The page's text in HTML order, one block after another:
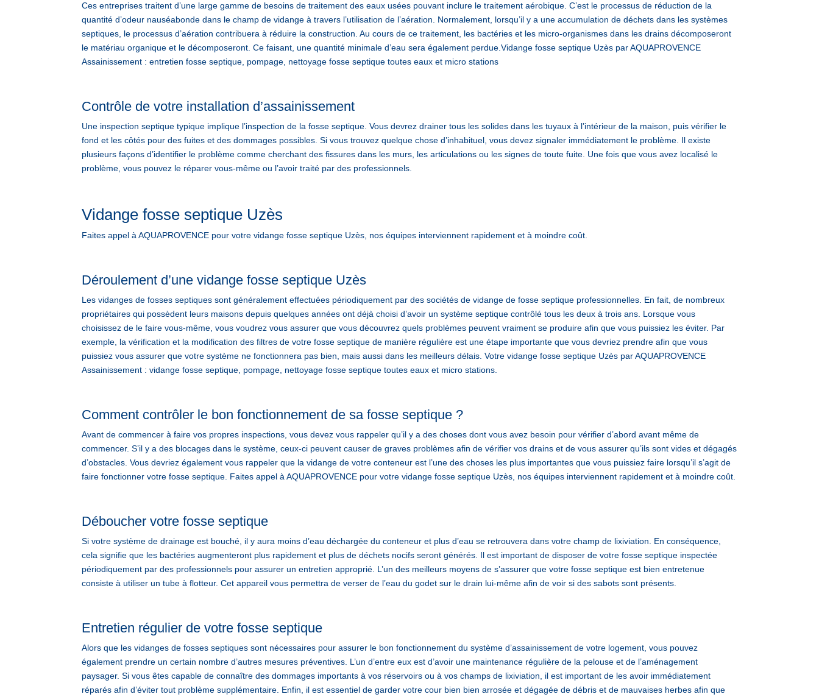
Ces entreprises traitent d’une large gamme de besoins de traitement des eaux usées pouvant inclure le traitement aérobique. C’est le processus de réduction de la
quantité d’odeur nauséabonde dans le champ de vidange à travers l’utilisation de l’aération. Normalement, lorsqu’il y a une accumulation de déchets dans les systèmes
septiques, le processus d’aération contribuera à réduire la construction. Au cours de ce traitement, les bactéries et les micro-organismes dans les drains décomposeront
le matériau organique et le décomposeront. Ce faisant, une quantité minimale d’eau sera également perdue.Vidange fosse septique Uzès par AQUAPROVENCE
Assainissement : entretien fosse septique, pompage, nettoyage fosse septique toutes eaux et micro stations
Contrôle de votre installation d’assainissement
Une inspection septique typique implique l’inspection de la fosse septique. Vous devrez drainer tous les solides dans les tuyaux à l’intérieur de la maison, puis vérifier le
fond et les côtés pour des fuites et des dommages possibles. Si vous trouvez quelque chose d’inhabituel, vous devez signaler immédiatement le problème. Il existe
plusieurs façons d’identifier le problème comme cherchant des fissures dans les murs, les articulations ou les signes de toute fuite. Une fois que vous avez localisé le
problème, vous pouvez le réparer vous-même ou l’avoir traité par des professionnels.
Vidange fosse septique Uzès
Faites appel à AQUAPROVENCE pour votre vidange fosse septique Uzès, nos équipes interviennent rapidement et à moindre coût.
Déroulement d’une vidange fosse septique Uzès
Les vidanges de fosses septiques sont généralement effectuées périodiquement par des sociétés de vidange de fosse septique professionnelles. En fait, de nombreux
propriétaires qui possèdent leurs maisons depuis quelques années ont déjà choisi d’avoir un système septique contrôlé tous les deux à trois ans. Lorsque vous
choisissez de le faire vous-même, vous voudrez vous assurer que vous découvrez quels problèmes peuvent vraiment se produire afin que vous puissiez les éviter. Par
exemple, la vérification et la modification des filtres de votre fosse septique de manière régulière est une étape importante que vous devriez prendre afin que vous
puissiez vous assurer que votre système ne fonctionnera pas bien, mais aussi dans les meilleurs délais. Votre vidange fosse septique Uzès par AQUAPROVENCE
Assainissement : vidange fosse septique, pompage, nettoyage fosse septique toutes eaux et micro stations.
Comment contrôler le bon fonctionnement de sa fosse septique ?
Avant de commencer à faire vos propres inspections, vous devez vous rappeler qu’il y a des choses dont vous avez besoin pour vérifier d’abord avant même de
commencer. S’il y a des blocages dans le système, ceux-ci peuvent causer de graves problèmes afin de vérifier vos drains et de vous assurer qu’ils sont vides et dégagés
d’obstacles. Vous devriez également vous rappeler que la vidange de votre conteneur est l’une des choses les plus importantes que vous puissiez faire lorsqu’il s’agit de
faire fonctionner votre fosse septique. Faites appel à AQUAPROVENCE pour votre vidange fosse septique Uzès, nos équipes interviennent rapidement et à moindre coût.
Déboucher votre fosse septique
Si votre système de drainage est bouché, il y aura moins d’eau déchargée du conteneur et plus d’eau se retrouvera dans votre champ de lixiviation. En conséquence,
cela signifie que les bactéries augmenteront plus rapidement et plus de déchets nocifs seront générés. Il est important de disposer de votre fosse septique inspectée
périodiquement par des professionnels pour assurer un entretien approprié. L’un des meilleurs moyens de s’assurer que votre fosse septique est bien entretenue
consiste à utiliser un tube à flotteur. Cet appareil vous permettra de verser de l’eau du godet sur le drain lui-même afin de voir si des sabots sont présents.
Entretien régulier de votre fosse septique
Alors que les vidanges de fosses septiques sont nécessaires pour assurer le bon fonctionnement du système d’assainissement de votre logement, vous pouvez
également prendre un certain nombre d’autres mesures préventives. L’un d’entre eux est d’avoir une maintenance régulière de la pelouse et de l’aménagement
paysager. Si vous êtes capable de connaître des dommages importants à vos réservoirs ou à vos champs de lixiviation, il est important de les avoir immédiatement
réparés afin d’éviter tout problème supplémentaire. Enfin, il est essentiel de garder votre cour bien bien arrosée et dégagée de débris et de mauvaises herbes afin que